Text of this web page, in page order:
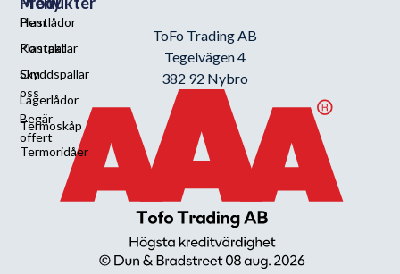
Hem
Kontakt
Om
oss
Begär
offert
Plastlådor
Plastpallar
Skyddspallar
Lagerlådor
Termoskåp
Termoridåer
ToFo Trading AB
Tegelvägen 4
382 92 Nybro